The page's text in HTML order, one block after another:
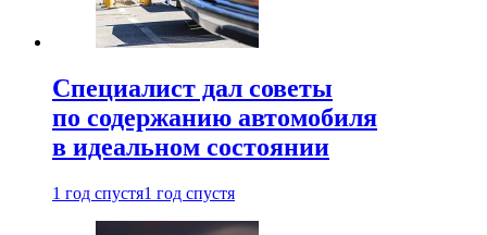
Специалист дал советы
по содержанию автомобиля
в идеальном состоянии
1 год спустя1 год спустя